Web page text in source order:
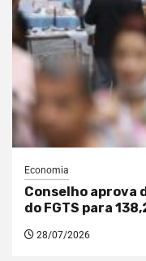
Economia
Conselho aprova
do FGTS para
28/07/2026